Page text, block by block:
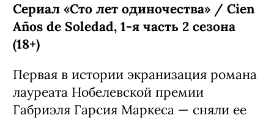
Сериал «Сто лет одиночества» / Cien
Años de Soledad, 1-я часть 2 сезона
(18+)
Первая в истории экранизация романа
лауреата Нобелевской премии
Габриэля Гарсия Маркеса — сняли ее